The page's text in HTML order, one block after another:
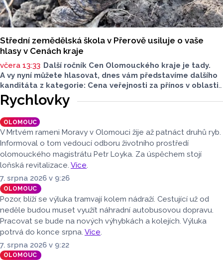
Střední zemědělská škola v Přerově usiluje o vaše
hlasy v Cenách kraje
včera 13:33 Další ročník Cen Olomouckého kraje je tady.
A vy nyní můžete hlasovat, dnes vám představíme dalšího
kanditáta z kategorie: Cena veřejnosti za přínos v oblasti
životního prostředí. Toto je Střední zemědělská škola
v Přerově, která má nominaci v kategorii: Významný počin
v ochraně životního prostředí - právnická osoba.
Rychlovky
OLOMOUC
V Mrtvém rameni Moravy v Olomouci žije až patnáct druhů ryb.
Informoval o tom vedoucí odboru životního prostředí
olomouckého magistrátu Petr Loyka. Za úspěchem stojí
loňská revitalizace. Více.
7. srpna 2026 v 9:26
OLOMOUC
Pozor, blíží se výluka tramvají kolem nádraží. Cestující už od
neděle budou muset využít náhradní autobusovou dopravu.
Pracovat se bude na nových výhybkách a kolejích. Výluka
potrvá do konce srpna. Více
7. srpna 2026 v 9:22
OLOMOUC